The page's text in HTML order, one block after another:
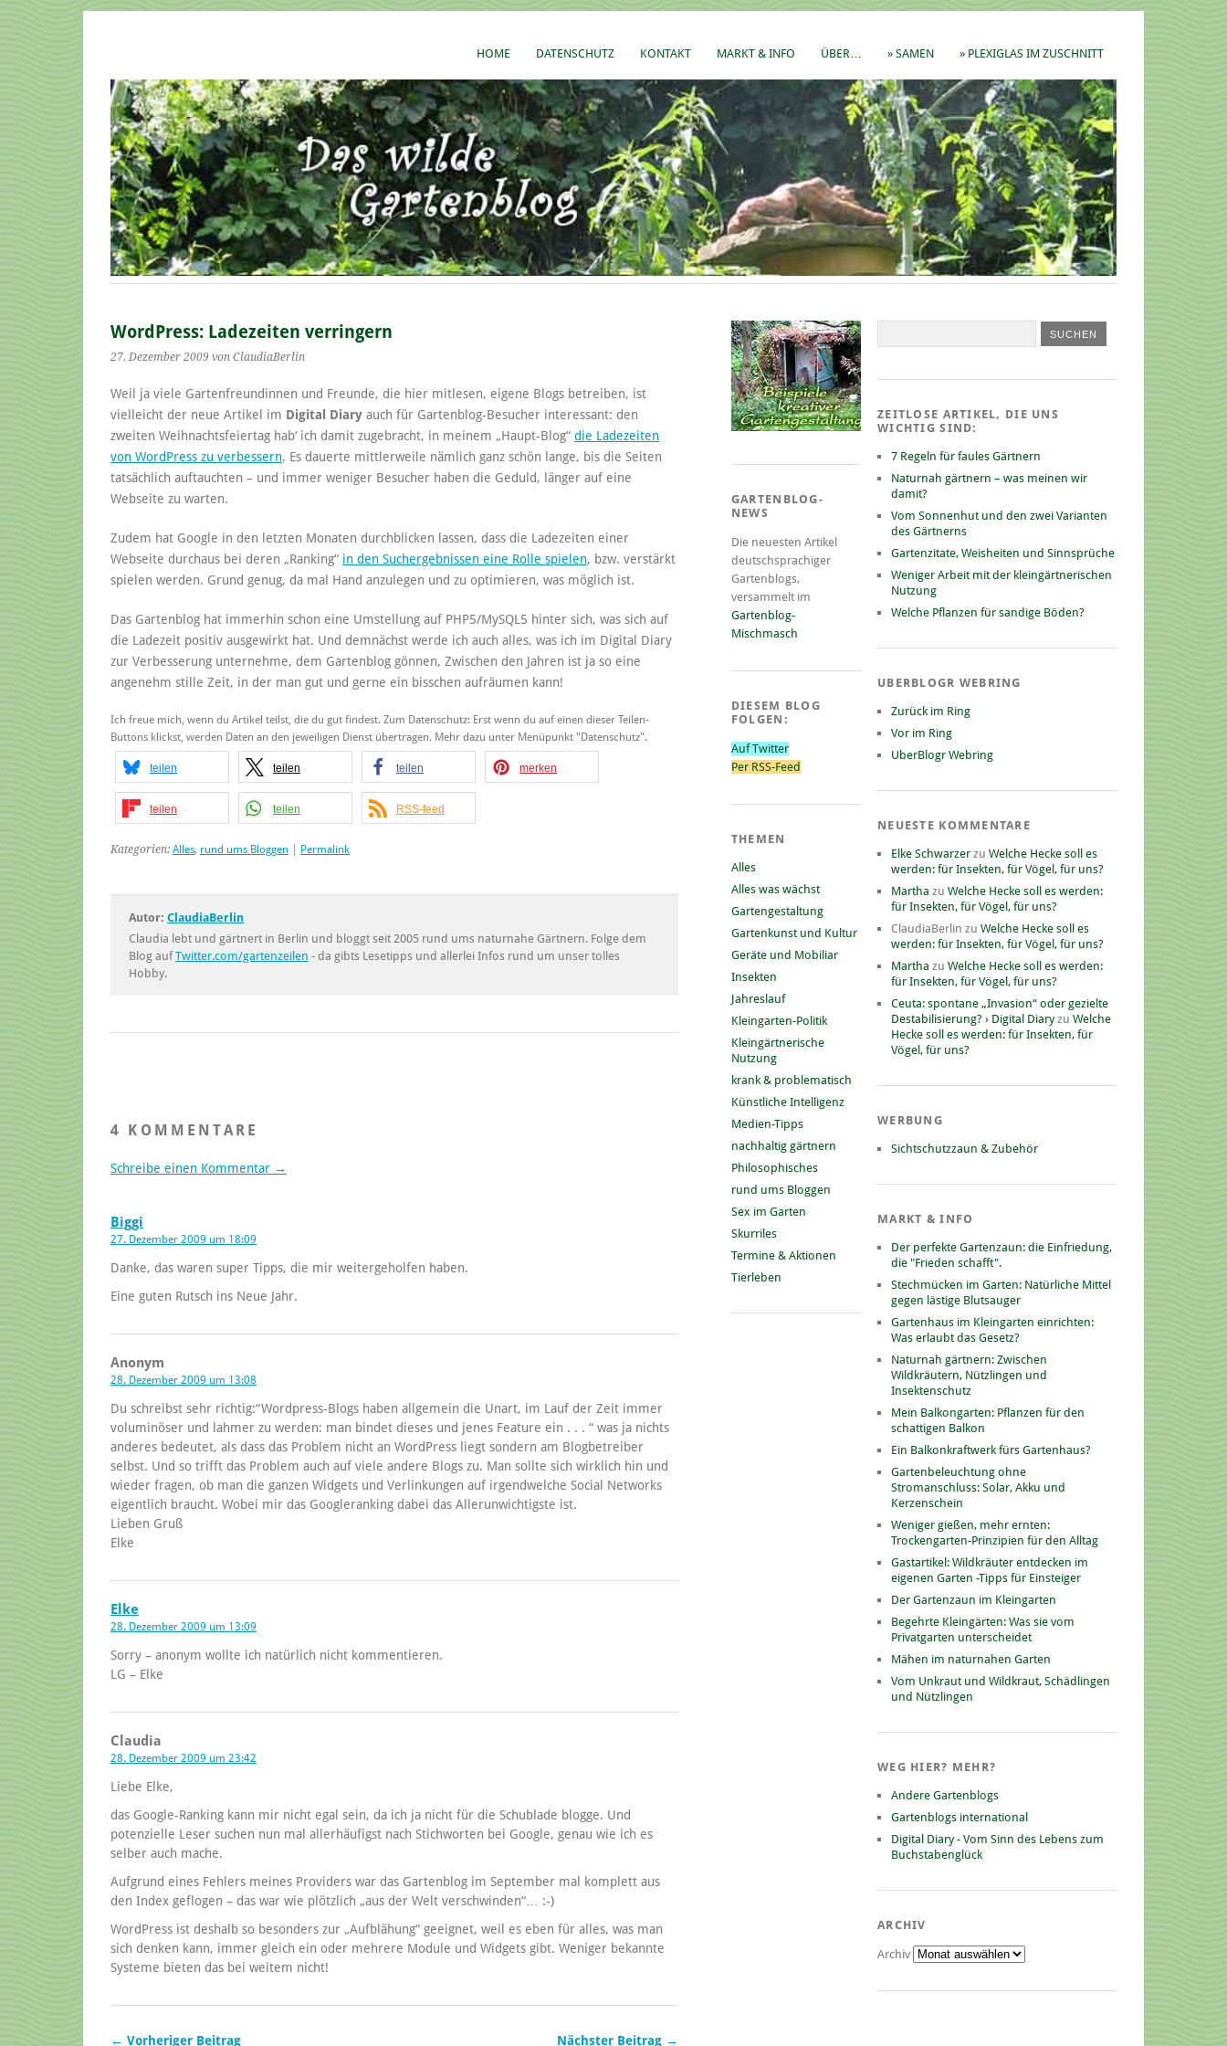
HOME DATENSCHUTZ KONTAKT MARKT & INFO ÜBER… » SAMEN » PLEXIGLAS IM ZUSCHNITT
WordPress: Ladezeiten verringern
27. Dezember 2009 von ClaudiaBerlin
Weil ja viele Gartenfreundinnen und Freunde, die hier mitlesen, eigene Blogs betreiben, ist
vielleicht der neue Artikel im Digital Diary auch für Gartenblog-Besucher interessant: den
zweiten Weihnachtsfeiertag hab‘ ich damit zugebracht, in meinem „Haupt-Blog“ die Ladezeiten
von WordPress zu verbessern. Es dauerte mittlerweile nämlich ganz schön lange, bis die Seiten
tatsächlich auftauchten – und immer weniger Besucher haben die Geduld, länger auf eine
Webseite zu warten.
Zudem hat Google in den letzten Monaten durchblicken lassen, dass die Ladezeiten einer
Webseite durchaus bei deren „Ranking“ in den Suchergebnissen eine Rolle spielen, bzw. verstärkt
spielen werden. Grund genug, da mal Hand anzulegen und zu optimieren, was möglich ist.
Das Gartenblog hat immerhin schon eine Umstellung auf PHP5/MySQL5 hinter sich, was sich auf
die Ladezeit positiv ausgewirkt hat. Und demnächst werde ich auch alles, was ich im Digital Diary
zur Verbesserung unternehme, dem Gartenblog gönnen, Zwischen den Jahren ist ja so eine
angenehm stille Zeit, in der man gut und gerne ein bisschen aufräumen kann!
Ich freue mich, wenn du Artikel teilst, die du gut findest. Zum Datenschutz: Erst wenn du auf einen dieser Teilen-
Buttons klickst, werden Daten an den jeweiligen Dienst übertragen. Mehr dazu unter Menüpunkt "Datenschutz".
teilen teilen teilen merken
teilen teilen RSS-feed
Kategorien: Alles, rund ums Bloggen Permalink
Autor: ClaudiaBerlin
Claudia lebt und gärtnert in Berlin und bloggt seit 2005 rund ums naturnahe Gärtnern. Folge dem
Blog aufTwitter.com/gartenzeilen - da gibts Lesetipps und allerlei Infos rund um unser tolles
Hobby.
4 KOMMENTARE
Schreibe einen Kommentar →
Biggi
27. Dezember 2009 um 18:09
Danke, das waren super Tipps, die mir weitergeholfen haben.
Eine guten Rutsch ins Neue Jahr.
Anonym
28. Dezember 2009 um 13:08
Du schreibst sehr richtig:“Wordpress-Blogs haben allgemein die Unart, im Lauf der Zeit immer
voluminöser und lahmer zu werden: man bindet dieses und jenes Feature ein . . . “ was ja nichts
anderes bedeutet, als dass das Problem nicht an WordPress liegt sondern am Blogbetreiber
selbst. Und so trifft das Problem auch auf viele andere Blogs zu. Man sollte sich wirklich hin und
wieder fragen, ob man die ganzen Widgets und Verlinkungen auf irgendwelche Social Networks
eigentlich braucht. Wobei mir das Googleranking dabei das Allerunwichtigste ist.
Lieben Gruß
Elke
Elke
28. Dezember 2009 um 13:09
Sorry – anonym wollte ich natürlich nicht kommentieren.
LG – Elke
Claudia
28. Dezember 2009 um 23:42
Liebe Elke,
das Google-Ranking kann mir nicht egal sein, da ich ja nicht für die Schublade blogge. Und
potenzielle Leser suchen nun mal allerhäufigst nach Stichworten bei Google, genau wie ich es
selber auch mache.
Aufgrund eines Fehlers meines Providers war das Gartenblog im September mal komplett aus
den Index geflogen – das war wie plötzlich „aus der Welt verschwinden“… :-)
WordPress ist deshalb so besonders zur „Aufblähung“ geeignet, weil es eben für alles, was man
sich denken kann, immer gleich ein oder mehrere Module und Widgets gibt. Weniger bekannte
Systeme bieten das bei weitem nicht!
← Vorheriger Beitrag Nächster Beitrag →
GARTENBLOG-
NEWS
Die neuesten Artikel
deutschsprachiger
Gartenblogs,
versammelt im
Gartenblog-
Mischmasch
DIESEM BLOG
FOLGEN:
Auf Twitter
Per RSS-Feed
THEMEN
Alles
Alles was wächst
Gartengestaltung
Gartenkunst und Kultur
Geräte und Mobiliar
Insekten
Jahreslauf
Kleingarten-Politik
Kleingärtnerische
Nutzung
krank & problematisch
Künstliche Intelligenz
Medien-Tipps
nachhaltig gärtnern
Philosophisches
rund ums Bloggen
Sex im Garten
Skurriles
Termine & Aktionen
Tierleben
ZEITLOSE ARTIKEL, DIE UNS
WICHTIG SIND:
7 Regeln für faules Gärtnern
Naturnah gärtnern – was meinen wir
damit?
Vom Sonnenhut und den zwei Varianten
des Gärtnerns
Gartenzitate, Weisheiten und Sinnsprüche
Weniger Arbeit mit der kleingärtnerischen
Nutzung
Welche Pflanzen für sandige Böden?
UBERBLOGR WEBRING
Zurück im Ring
Vor im Ring
UberBlogr Webring
NEUESTE KOMMENTARE
Elke Schwarzer zu Welche Hecke soll es
werden: für Insekten, für Vögel, für uns?
Martha zu Welche Hecke soll es werden:
für Insekten, für Vögel, für uns?
ClaudiaBerlin zu Welche Hecke soll es
werden: für Insekten, für Vögel, für uns?
Martha zu Welche Hecke soll es werden:
für Insekten, für Vögel, für uns?
Ceuta: spontane „Invasion“ oder gezielte
Destabilisierung? › Digital Diaryzu Welche
Hecke soll es werden: für Insekten, für
Vögel, für uns?
WERBUNG
Sichtschutzzaun & Zubehör
MARKT & INFO
Der perfekte Gartenzaun: die Einfriedung,
die "Frieden schafft".
Stechmücken im Garten: Natürliche Mittel
gegen lästige Blutsauger
Gartenhaus im Kleingarten einrichten:
Was erlaubt das Gesetz?
Naturnah gärtnern: Zwischen
Wildkräutern, Nützlingen und
Insektenschutz
Mein Balkongarten: Pflanzen für den
schattigen Balkon
Ein Balkonkraftwerk fürs Gartenhaus?
Gartenbeleuchtung ohne
Stromanschluss: Solar, Akku und
Kerzenschein
Weniger gießen, mehr ernten:
Trockengarten-Prinzipien für den Alltag
Gastartikel: Wildkräuter entdecken im
eigenen Garten -Tipps für Einsteiger
Der Gartenzaun im Kleingarten
Begehrte Kleingärten: Was sie vom
Privatgarten unterscheidet
Mähen im naturnahen Garten
Vom Unkraut und Wildkraut, Schädlingen
und Nützlingen
WEG HIER? MEHR?
Andere Gartenblogs
Gartenblogs international
Digital Diary - Vom Sinn des Lebens zum
Buchstabenglück
ARCHIV
Archiv